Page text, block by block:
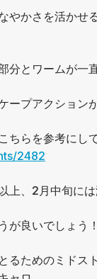
やかさを活か
とワームが一
ープアクション
ちらを参考にし
2482
上、2月中旬に
が良いでしょう！
るためのミド